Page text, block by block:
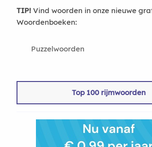
TIP!Vind woorden in onze nieuwe
Woordenboeken:
Puzzelwoorden
Top 100 rijmwoorden